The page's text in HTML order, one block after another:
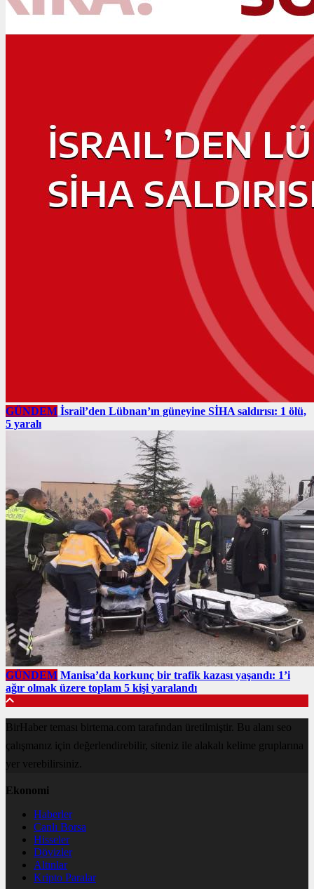
GÜNDEM İsrail’den Lübnan’ın güneyine SİHA saldırısı: 1 ölü,
5 yaralı
GÜNDEM Manisa’da korkunç bir trafik kazası yaşandı: 1’i
ağır olmak üzere toplam 5 kişi yaralandı
BirHaber teması birtema.com tarafından üretilmiştir. Bu alanı seo
çalışmanız için değerlendirebilir, siteniz ile alakalı kelime gruplarına
yer verebilirsiniz.
Ekonomi
Haberler
Canlı Borsa
Hisseler
Dövizler
Altınlar
Kripto Paralar